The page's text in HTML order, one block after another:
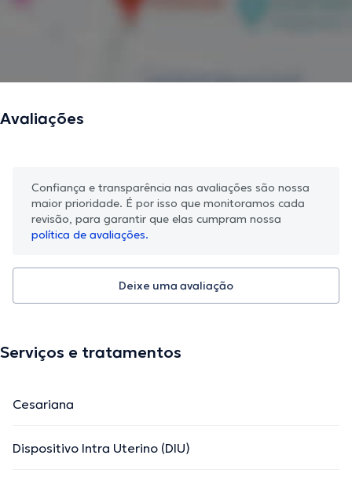
Avaliações
Confiança e transparência nas avaliações são nossa
maior prioridade. É por isso que monitoramos cada
revisão, para garantir que elas cumpram nossa
política de avaliações.
Deixe uma avaliação
Serviços e tratamentos
Cesariana
Dispositivo Intra Uterino (DIU)